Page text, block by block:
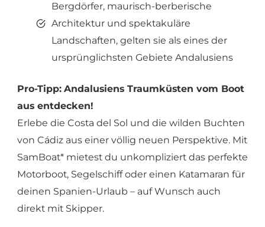
Bergdörfer, maurisch-berberische
Architektur und spektakuläre
Landschaften, gelten sie als eines der
ursprünglichsten Gebiete Andalusiens
Pro-Tipp: Andalusiens Traumküsten vom Boot
aus entdecken!
Erlebe die Costa del Sol und die wilden Buchten
von Cádiz aus einer völlig neuen Perspektive. Mit
SamBoat* mietest du unkompliziert das perfekte
Motorboot, Segelschiff oder einen Katamaran für
deinen Spanien-Urlaub – auf Wunsch auch
direkt mit Skipper.